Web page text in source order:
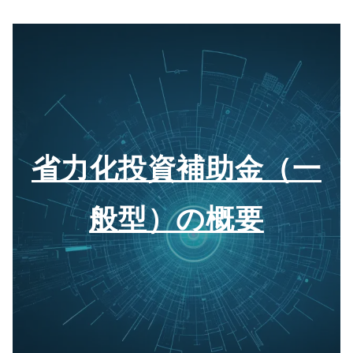
省力化投資補助金（一
般型）の概要